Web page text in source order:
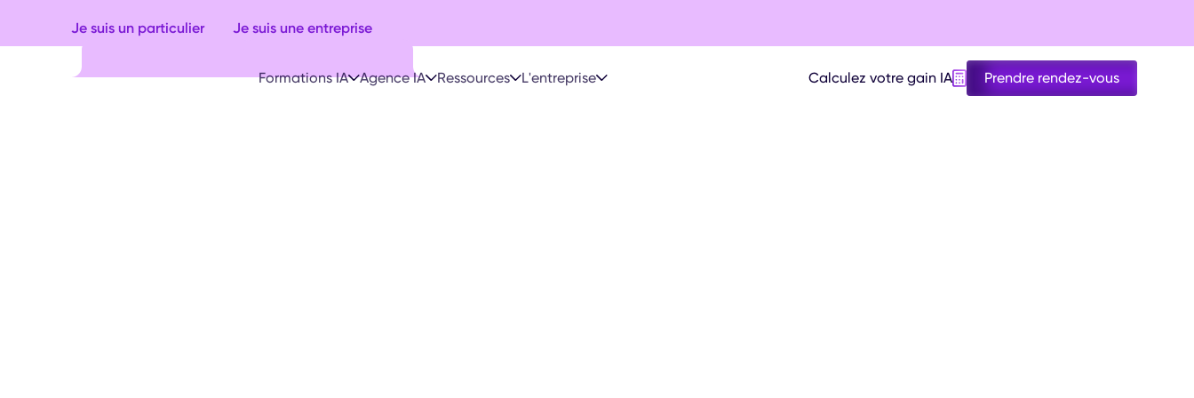
Je suis un particulier Je suis une entreprise
Formations IA Agence IA Ressources L'entreprise Calculez votre gain IA Prendre rendez-vous